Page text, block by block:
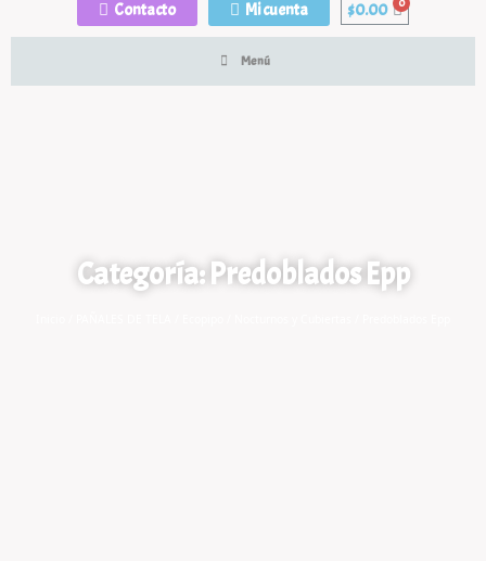
Contacto Mi cuenta $0.00
Menú
Categoría: Predoblados Epp